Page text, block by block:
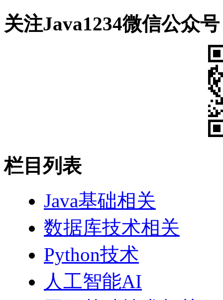
关注Java1234微信公众号
栏目列表
Java基础相关
数据库技术相关
Python技术
人工智能AI